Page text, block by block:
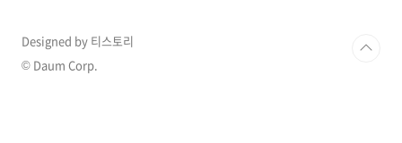
Designed by 티스토리
© Daum Corp.